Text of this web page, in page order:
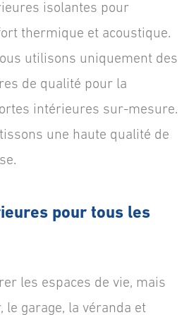
isolantes pour
thermique et acoustique.
utilisons uniquement des
de qualité pour la
intérieures sur-mesure.
une haute qualité de
pour tous les
les espaces de vie, mais
le garage, la véranda et